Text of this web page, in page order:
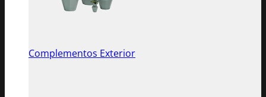
Complementos Exterior